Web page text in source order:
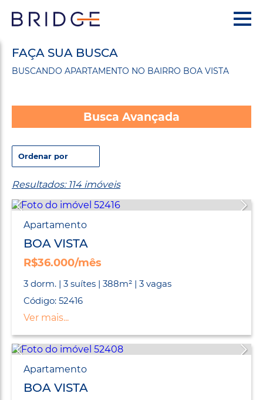
FAÇA SUA BUSCA
BUSCANDO APARTAMENTO NO BAIRRO BOA VISTA
Busca Avançada
Resultados: 114 imóveis
Apartamento
BOA VISTA
R$36.000/mês
3 dorm. | 3 suítes | 388m² | 3 vagas
Código: 52416
Ver mais...
Apartamento
BOA VISTA